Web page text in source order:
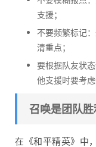
支援；
不要频繁标记
清重点；
要根据队友状
他支援时要考
召唤是团队
在《和平精英》中